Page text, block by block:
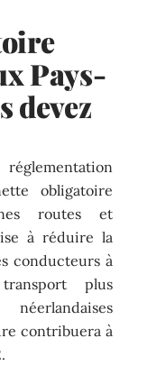
Pays-
devez
obligatoire
routes et
à réduire la
conducteurs à
plus
contribuera à